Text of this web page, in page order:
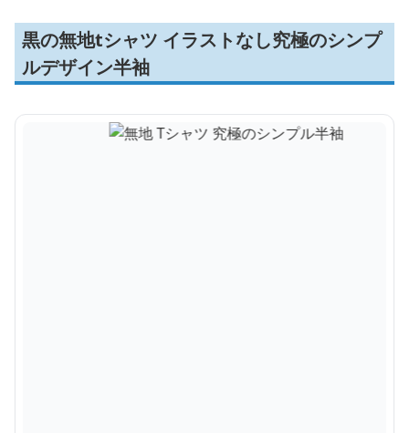
黒の無地tシャツ イラストなし究極のシンプ
ルデザイン半袖